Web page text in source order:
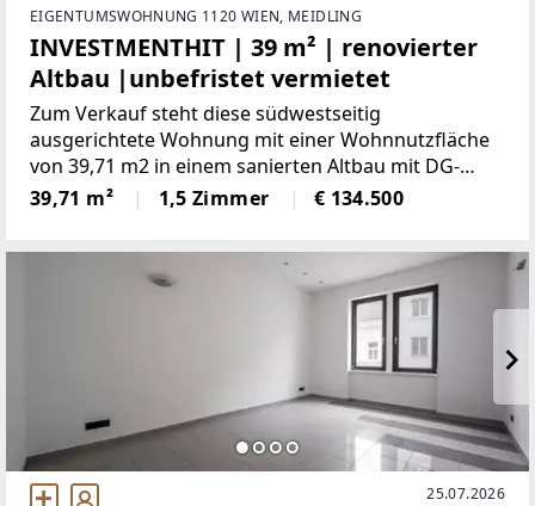
EIGENTUMSWOHNUNG 1120 WIEN, MEIDLING
INVESTMENTHIT | 39 m² | renovierter
Altbau |unbefristet vermietet
Zum Verkauf steht diese südwestseitig
ausgerichtete Wohnung mit einer Wohnnutzfläche
von 39,71 m2 in einem sanierten Altbau mit DG-
Aufbau. Die Fläche gliedert sich in eine großes
Wohnzimmer mit einem Schlafzimmer, ein
39,71 m² 1,5 Zimmer € 134.500
25.07.2026